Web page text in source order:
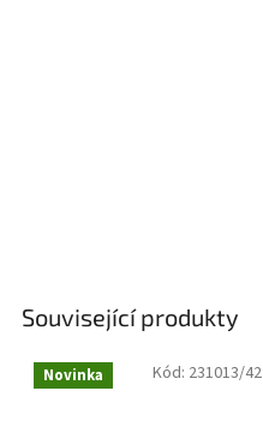
Související produkty
Novinka Kód: 231013/42